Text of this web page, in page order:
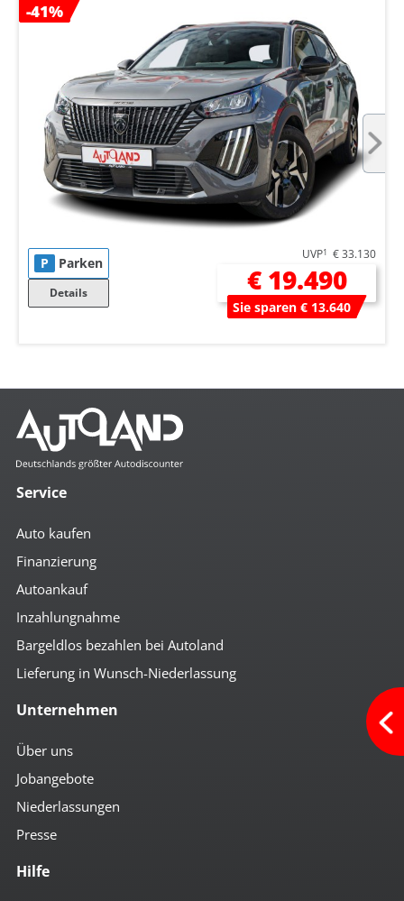
-41%
P Parken
Details
UVP1 € 33.130
€ 19.490
Sie sparen € 13.640
Service
Auto kaufen
Finanzierung
Autoankauf
Inzahlungnahme
Bargeldlos bezahlen bei Autoland
Lieferung in Wunsch-Niederlassung
Unternehmen
Über uns
Jobangebote
Niederlassungen
Presse
Hilfe